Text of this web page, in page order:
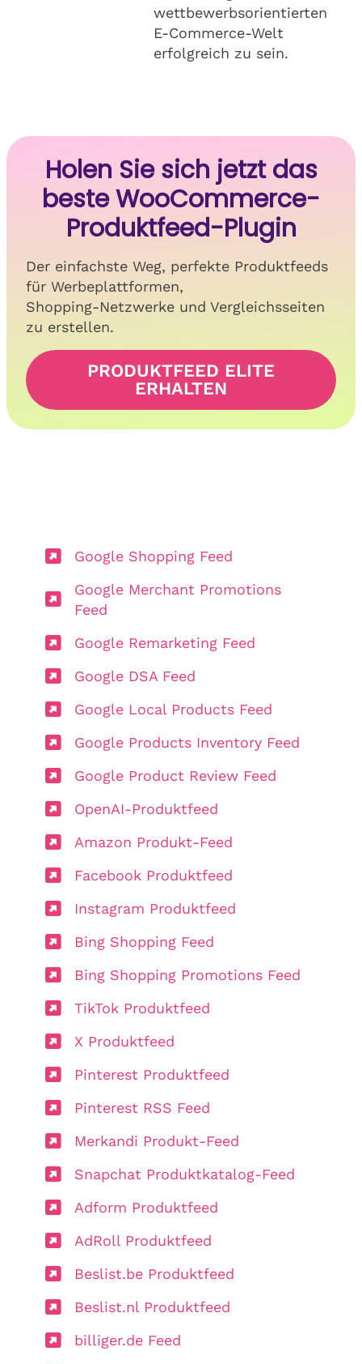
wettbewerbsorientierten
E-Commerce-Welt
erfolgreich zu sein.
Holen Sie sich jetzt das
beste WooCommerce-
Produktfeed-Plugin
Der einfachste Weg, perfekte Produktfeeds
für Werbeplattformen,
Shopping-Netzwerke und Vergleichsseiten
zu erstellen.
PRODUKTFEED ELITE
ERHALTEN
Google Shopping Feed
Google Merchant Promotions
Feed
Google Remarketing Feed
Google DSA Feed
Google Local Products Feed
Google Products Inventory Feed
Google Product Review Feed
OpenAI-Produktfeed
Amazon Produkt-Feed
Facebook Produktfeed
Instagram Produktfeed
Bing Shopping Feed
Bing Shopping Promotions Feed
TikTok Produktfeed
X Produktfeed
Pinterest Produktfeed
Pinterest RSS Feed
Merkandi Produkt-Feed
Snapchat Produktkatalog-Feed
Adform Produktfeed
AdRoll Produktfeed
Beslist.be Produktfeed
Beslist.nl Produktfeed
billiger.de Feed